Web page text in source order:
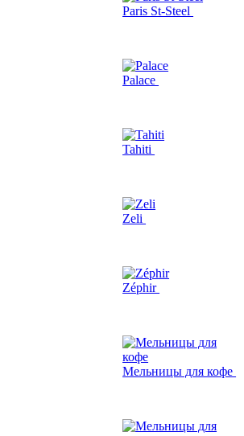
Paris St-Steel
Palace
Tahiti
Zeli
Zéphir
Мельницы для кофе